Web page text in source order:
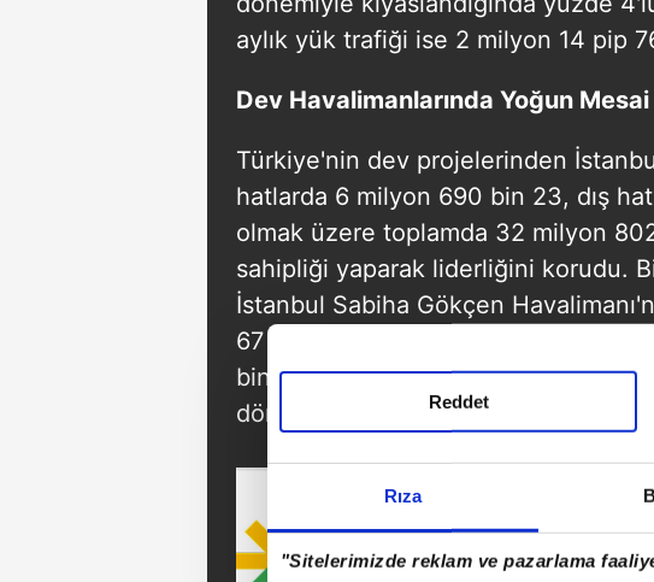
Rıza
"Sitelerimizde reklam ve pazarlama
Reddet
aylık yük trafiği ise 2 milyon 14 pip
Dev Havalimanlarında Yoğun Mesai
Türkiye'nin dev projelerinden
hatlarda 6 milyon 690 bin 23, dış
olmak üzere toplamda 32 milyon
sahipliği yaparak liderliğini korudu.
İstanbul Sabiha Gökçen
67 uçak trafiği yaşanırken, ağırlanan
bin 385'e ulaştı. Ayrıca İstanbul
dönemde 10 bin 488 uçak trafiği